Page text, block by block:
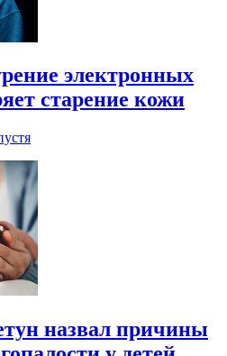
электронных
старение кожи
назвал причины